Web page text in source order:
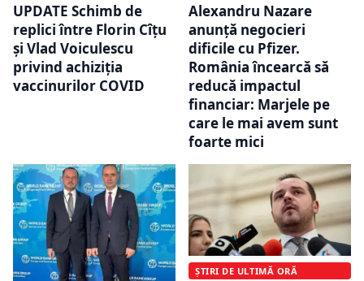
UPDATE Schimb de
replici între Florin Cîțu
și Vlad Voiculescu
privind achiziția
vaccinurilor COVID
Alexandru Nazare
anunță negocieri
dificile cu Pfizer.
România încearcă să
reducă impactul
financiar: Marjele pe
care le mai avem sunt
foarte mici
ȘTIRI DE ULTIMĂ ORĂ